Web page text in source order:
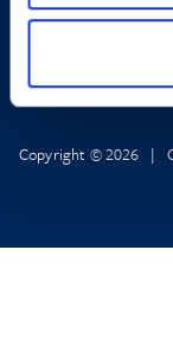
Copyright © 2026 |